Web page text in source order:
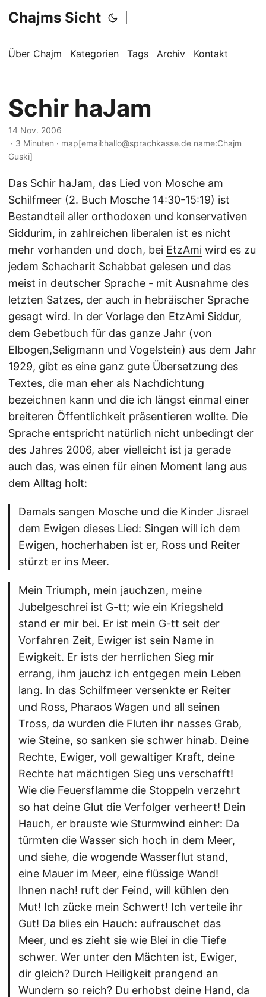
Chajms Sicht
Über Chajm Kategorien Tags Archiv Kontakt
Schir haJam
14 Nov. 2006
· 3 Minuten · map[email:hallo@sprachkasse.de name:Chajm
Guski]
Das Schir haJam, das Lied von Mosche am
Schilfmeer (2. Buch Mosche 14:30-15:19) ist
Bestandteil aller orthodoxen und konservativen
Siddurim, in zahlreichen liberalen ist es nicht
mehr vorhanden und doch, bei EtzAmi wird es zu
jedem Schacharit Schabbat gelesen und das
meist in deutscher Sprache - mit Ausnahme des
letzten Satzes, der auch in hebräischer Sprache
gesagt wird. In der Vorlage den EtzAmi Siddur,
dem Gebetbuch für das ganze Jahr (von
Elbogen,Seligmann und Vogelstein) aus dem Jahr
1929, gibt es eine ganz gute Übersetzung des
Textes, die man eher als Nachdichtung
bezeichnen kann und die ich längst einmal einer
breiteren Öffentlichkeit präsentieren wollte. Die
Sprache entspricht natürlich nicht unbedingt der
des Jahres 2006, aber vielleicht ist ja gerade
auch das, was einen für einen Moment lang aus
dem Alltag holt:
Damals sangen Mosche und die Kinder Jisrael
dem Ewigen dieses Lied: Singen will ich dem
Ewigen, hocherhaben ist er, Ross und Reiter
stürzt er ins Meer.
Mein Triumph, mein jauchzen, meine
Jubelgeschrei ist G-tt; wie ein Kriegsheld
stand er mir bei. Er ist mein G-tt seit der
Vorfahren Zeit, Ewiger ist sein Name in
Ewigkeit. Er ists der herrlichen Sieg mir
errang, ihm jauchz ich entgegen mein Leben
lang. In das Schilfmeer versenkte er Reiter
und Ross, Pharaos Wagen und all seinen
Tross, da wurden die Fluten ihr nasses Grab,
wie Steine, so sanken sie schwer hinab. Deine
Rechte, Ewiger, voll gewaltiger Kraft, deine
Rechte hat mächtigen Sieg uns verschafft!
Wie die Feuersflamme die Stoppeln verzehrt
so hat deine Glut die Verfolger verheert! Dein
Hauch, er brauste wie Sturmwind einher: Da
türmten die Wasser sich hoch in dem Meer,
und siehe, die wogende Wasserflut stand,
eine Mauer im Meer, eine flüssige Wand!
Ihnen nach! ruft der Feind, will kühlen den
Mut! Ich zücke mein Schwert! Ich verteile ihr
Gut! Da blies ein Hauch: aufrauschet das
Meer, und es zieht sie wie Blei in die Tiefe
schwer. Wer unter den Mächten ist, Ewiger,
dir gleich? Durch Heiligkeit prangend an
Wundern so reich? Du erhobst deine Hand, da